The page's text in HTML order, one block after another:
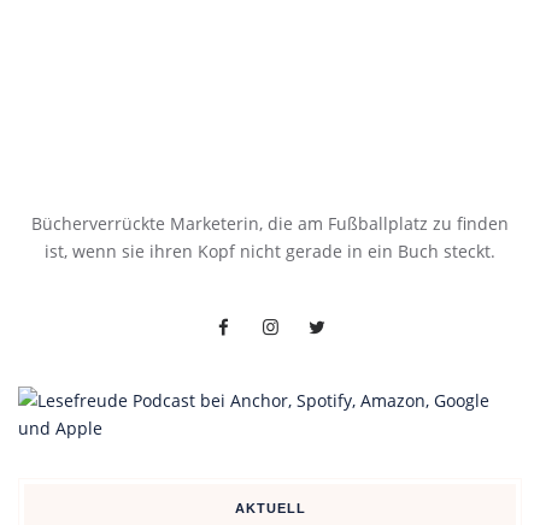
Bücherverrückte Marketerin, die am Fußballplatz zu finden
ist, wenn sie ihren Kopf nicht gerade in ein Buch steckt.
AKTUELL